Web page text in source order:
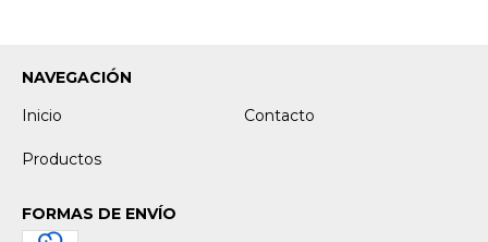
NAVEGACIÓN
Inicio
Contacto
Productos
FORMAS DE ENVÍO